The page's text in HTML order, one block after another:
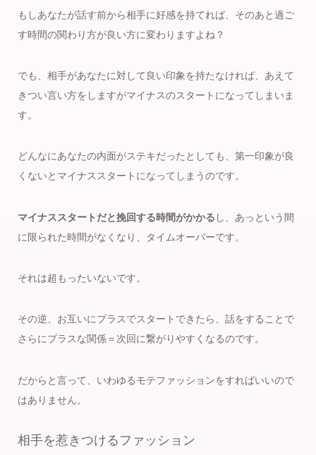
もしあなたが話す前から相手に好感を持てれば、そのあと過ご
す時間の関わり方が良い方に変わりますよね？
でも、相手があなたに対して良い印象を持たなければ、あえて
きつい言い方をしますがマイナスのスタートになってしまいま
す。
どんなにあなたの内面がステキだったとしても、第一印象が良
くないとマイナススタートになってしまうのです。
マイナススタートだと挽回する時間がかかる し、あっという間
に限られた時間がなくなり、タイムオーバーです。
それは超もったいないです。
その逆、お互いにプラスでスタートできたら、話をすることで
さらにプラスな関係＝次回に繋がりやすくなるのです。
だからと言って、いわゆるモテファッションをすればいいので
はありません。
相手を惹きつけるファッション